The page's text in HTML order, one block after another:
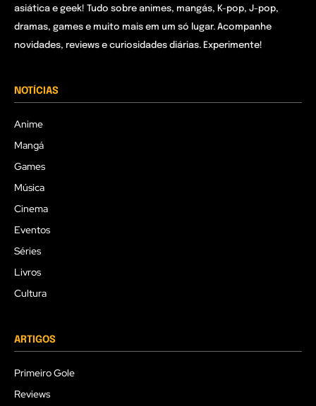
asiática e geek! Tudo sobre animes, mangás, K-pop, J-pop,
dramas, games e muito mais em um só lugar. Acompanhe
novidades, reviews e curiosidades diárias. Experimente!
NOTÍCIAS
Anime
Mangá
Games
Música
Cinema
Eventos
Séries
Livros
Cultura
ARTIGOS
Primeiro Gole
Reviews